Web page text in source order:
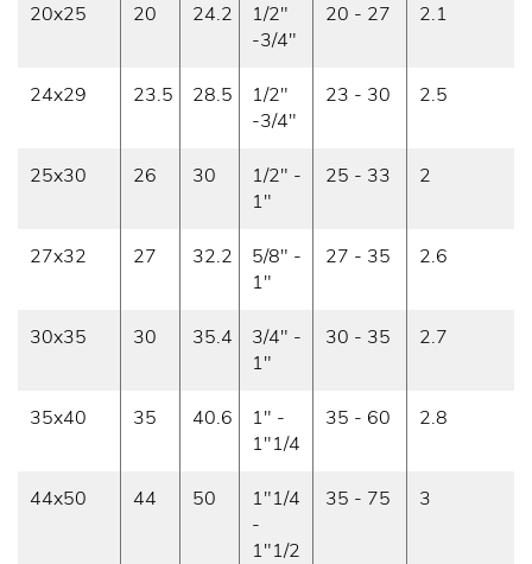
20x25 20 24.2
1/2"
-3/4"
20 - 27 2.1
24x29 23.5 28.5
1/2"
-3/4"
23 - 30 2.5
25x30 26 30
1/2" -
1"
25 - 33 2
27x32 27 32.2
5/8" -
1"
27 - 35 2.6
30x35 30 35.4
3/4" -
1"
30 - 35 2.7
35x40 35 40.6
1" -
1"1/4
35 - 60 2.8
44x50 44 50
1"1/4
-
1"1/2
35 - 75 3